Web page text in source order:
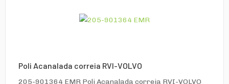
Poli Acanalada correia RVI-VOLVO
205-901364 EMR Poli Acanalada correia RVI-VOLVO